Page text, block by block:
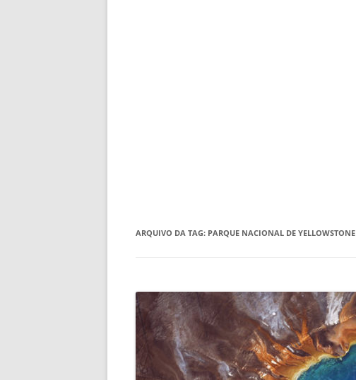
ARQUIVO DA TAG: PARQUE NACIONAL DE YELLOWSTONE